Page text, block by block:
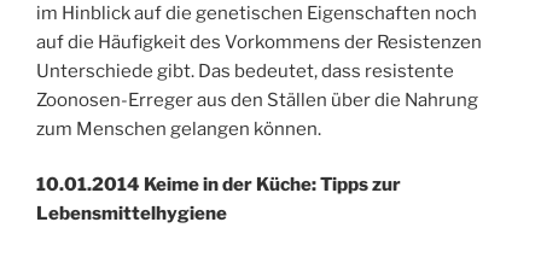
im Hinblick auf die genetischen Eigenschaften noch
auf die Häufigkeit des Vorkommens der Resistenzen
Unterschiede gibt. Das bedeutet, dass resistente
Zoonosen-Erreger aus den Ställen über die Nahrung
zum Menschen gelangen können.
10.01.2014 Keime in der Küche: Tipps zur
Lebensmittelhygiene